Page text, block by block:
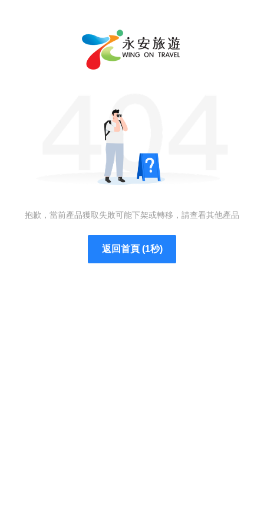
抱歉，當前產品獲取失敗可能下架或轉移，請查看其他產品
返回首頁 (1秒)